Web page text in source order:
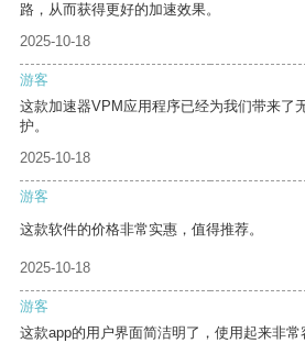
路，从而获得更好的加速效果。
2025-10-18
游客
这款加速器VPM应用程序已经为我们带来了
护。
2025-10-18
游客
这款软件的价格非常实惠，值得推荐。
2025-10-18
游客
这款app的用户界面简洁明了，使用起来非